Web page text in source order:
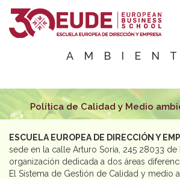
POLÍTICA
Política de Calidad y Medio
ESCUELA EUROPEA DE DIRECCIÓN Y
sede en la calle Arturo Soria, 245 28033 de
organización dedicada a dos áreas
El Sistema de Gestión de Calidad y medio